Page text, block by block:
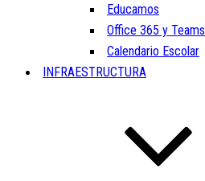
Educamos
Office 365 y Teams
Calendario Escolar
INFRAESTRUCTURA